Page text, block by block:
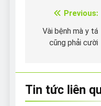
Điều
hướng
Previous:
Vài bệnh mà y tá
cũng phải cười
Tin tức liên